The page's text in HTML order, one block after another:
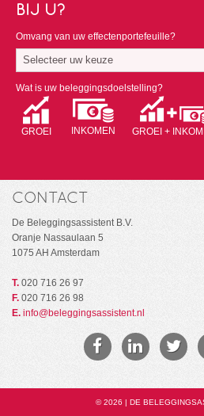
BIJ U?
Omvang van uw effectenportefeuille?
Selecteer uw keuze
Wat is uw beleggingsdoelstelling?
GROEI INKOMEN GROEI +
CONTACT
De Beleggingsassistent B.V.
Oranje Nassaulaan 5
1075 AH Amsterdam
T. 020 716 26 97
F. 020 716 26 98
E. info@beleggingsassistent.nl
© 2026 | DE